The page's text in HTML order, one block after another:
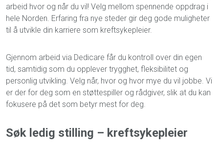
arbeid hvor og når du vil! Velg mellom spennende oppdrag i
hele Norden. Erfaring fra nye steder gir deg gode muligheter
til å utvikle din karriere som kreftsykepleier.
Gjennom arbeid via Dedicare får du kontroll over din egen
tid, samtidig som du opplever trygghet, fleksibilitet og
personlig utvikling. Velg når, hvor og hvor mye du vil jobbe. Vi
er der for deg som en støttespiller og rådgiver, slik at du kan
fokusere på det som betyr mest for deg.
Søk ledig stilling – kreftsykepleier